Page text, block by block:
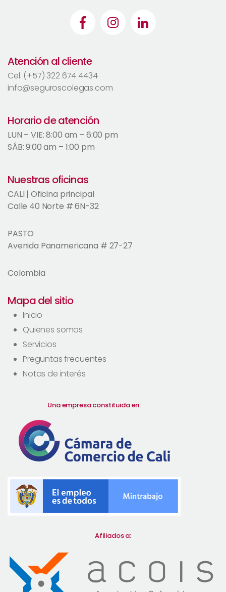
Atención al cliente
Cel. (+57) 322 674 4434
info@seguroscolegas.com
Horario de atención
LUN – VIE: 8:00 am – 6:00 pm
SÁB: 9:00 am – 1:00 pm
Nuestras oficinas
CALI | Oficina principal
Calle 40 Norte # 6N-32
PASTO
Avenida Panamericana # 27-27
Colombia
Mapa del sitio
Inicio
Quienes somos
Servicios
Preguntas frecuentes
Notas de interés
Una empresa constituida en:
Afiliados a: